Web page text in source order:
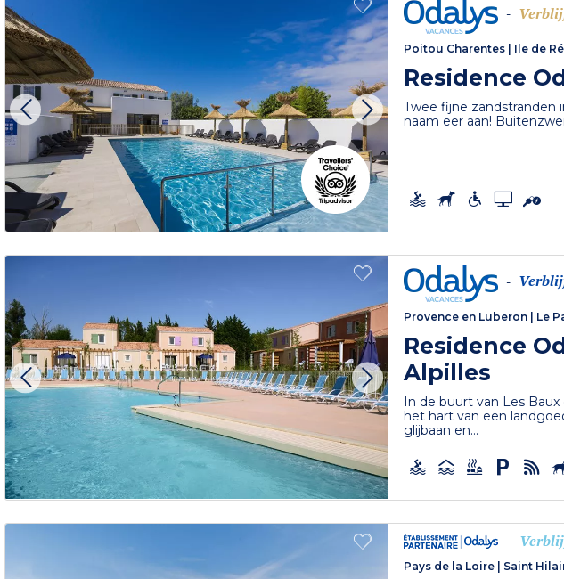
-
Poitou Charentes Ile de Ré
Residence
Twee fijne zandstranden
naam eer aan!
-
Provence en Luberon Le
Residence
Alpilles
In de buurt van Les
het hart van een
glijbaan en...
-
Pays de la Loire Saint